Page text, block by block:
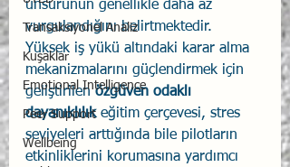
Transaksiyonel Analiz
Kuşaklar
Emotional Intelligence
Peer Support
Wellbeing
unsurunun genellikle daha az
vurgulandığını belirtmektedir.
Yüksek iş yükü altındaki karar alma
mekanizmalarını güçlendirmek için
geliştirilen özgüven odaklı
dayanıklılık eğitim çerçevesi, stres
seviyeleri arttığında bile pilotların
etkinliklerini korumasına yardımcı